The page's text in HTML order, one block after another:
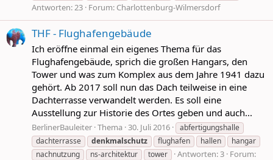
Antworten: 23 Forum: Charlottenburg-Wilmersdorf
THF - Flughafengebäude
Ich eröffne einmal ein eigenes Thema für das
Flughafengebäude, sprich die großen Hangars, den
Tower und was zum Komplex aus dem Jahre 1941 dazu
gehört. Ab 2017 soll nun das Dach teilweise in eine
Dachterrasse verwandelt werden. Es soll eine
Ausstellung zur Historie des Ortes geben und auch...
BerlinerBauleiter Thema 30. Juli 2016
abfertigungshalle
dachterrasse
denkmalschutz flughafen hallen
hangar
nachnutzung
ns-architektur tower Antworten: 3 Forum: